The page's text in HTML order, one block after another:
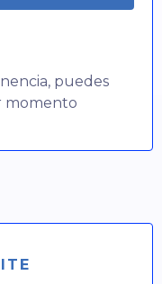
puedes
momento